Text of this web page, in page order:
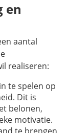
en
aantal
realiseren:
te spelen op
Dit is
belonen,
motivatie.